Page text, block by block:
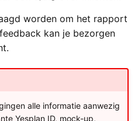
worden om het rapport
kan je bezorgen
alle informatie aanwezig
Yesplan ID, mock-up,